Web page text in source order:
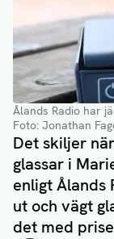
Ålands Radio har
Foto: Jonathan
Det skiljer
glassar i
enligt Ålands
ut och vägt
det med